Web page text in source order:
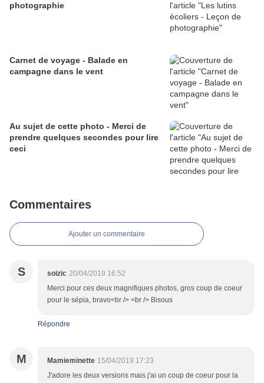
photographie
Carnet de voyage - Balade en
campagne dans le vent
Au sujet de cette photo - Merci de
prendre quelques secondes pour lire
ceci
Commentaires
Ajouter un commentaire
S soizic 20/04/2019 16:52
Merci pour ces deux magnifiques photos, gros coup de coeur
pour le sépia, bravo<br /> <br /> Bisous
Répondre
M Mamieminette 15/04/2019 17:23
J'adore les deux versions mais j'ai un coup de coeur pour la